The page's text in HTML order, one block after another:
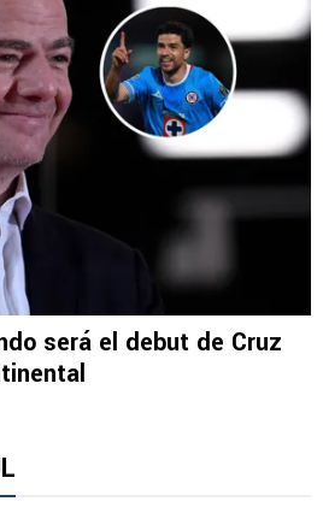
será el debut de Cruz